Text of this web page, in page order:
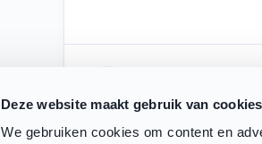
Deze website maakt gebruik van cookies
We gebruiken cookies om content en
binnen twee werkdagen